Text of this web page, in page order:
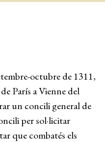
octubre de 1311,
París a Vienne del
un concili general de
per sol·licitar
que combatés els